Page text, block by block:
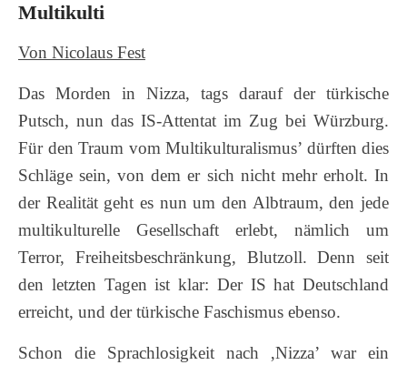
Multikulti
Von Nicolaus Fest
Das Morden in Nizza, tags darauf der türkische
Putsch, nun das IS-Attentat im Zug bei Würzburg.
Für den Traum vom Multikulturalismus’ dürften dies
Schläge sein, von dem er sich nicht mehr erholt. In
der Realität geht es nun um den Albtraum, den jede
multikulturelle Gesellschaft erlebt, nämlich um
Terror, Freiheitsbeschränkung, Blutzoll. Denn seit
den letzten Tagen ist klar: Der IS hat Deutschland
erreicht, und der türkische Faschismus ebenso.
Schon die Sprachlosigkeit nach ‚Nizza’ war ein